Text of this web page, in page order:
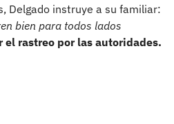
Delgado instruye a su familiar:
bien para todos lados
el rastreo por las autoridades.